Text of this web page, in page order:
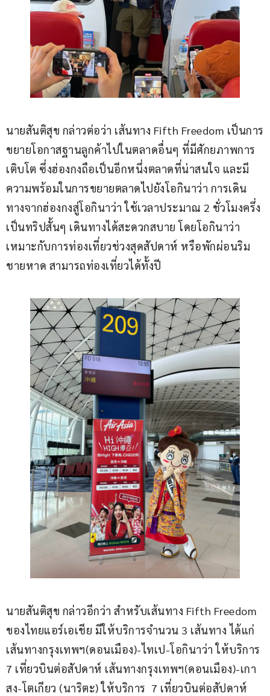
นายสันติสุข กล่าวต่อว่า เส้นทาง Fifth Freedom เป็นการ
ขยายโอกาสฐานลูกค้าไปในตลาดอื่นๆ ที่มีศักยภาพการ
เติบโต ซึ่งฮ่องกงถือเป็นอีกหนึ่งตลาดที่น่าสนใจ และมี
ความพร้อมในการขยายตลาดไปยังโอกินาว่า การเดิน
ทางจากฮ่องกงสู่โอกินาว่า ใช้เวลาประมาณ 2 ชั่วโมงครึ่ง
เป็นทริปสั้นๆ เดินทางได้สะดวกสบาย โดยโอกินาว่า
เหมาะกับการท่องเที่ยวช่วงสุดสัปดาห์ หรือพักผ่อนริม
ชายหาด สามารถท่องเที่ยวได้ทั้งปี
นายสันติสุข กล่าวอีกว่า สำหรับเส้นทาง Fifth Freedom
ของไทยแอร์เอเชีย มีให้บริการจำนวน 3 เส้นทาง ได้แก่
เส้นทางกรุงเทพฯ(ดอนเมือง)-ไทเป-โอกินาว่า ให้บริการ
7 เที่ยวบินต่อสัปดาห์ เส้นทางกรุงเทพฯ(ดอนเมือง)-เกา
สง-โตเกียว (นาริตะ) ให้บริการ  7 เที่ยวบินต่อสัปดาห์